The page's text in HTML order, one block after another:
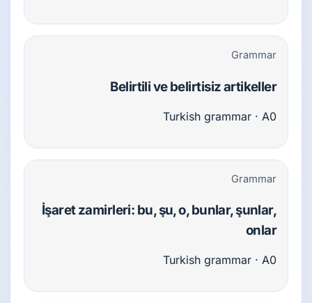
Grammar
Belirtili ve belirtisiz artikeller
Turkish grammar · A0
Grammar
İşaret zamirleri: bu, şu, o, bunlar, şunlar,
onlar
Turkish grammar · A0